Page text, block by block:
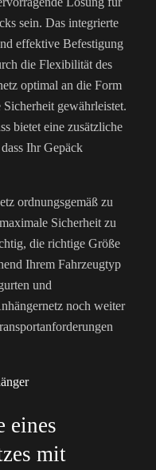
sein. Das integrierte
effektive Befestigung
die Flexibilität des
optimal an die Form
gewährleistet.
bietet eine zusätzliche
Ihr Gepäck
ordnungsgemäß zu
Sicherheit zu
die richtige Größe
Ihrem Fahrzeugtyp
und
noch weiter
eines
mit